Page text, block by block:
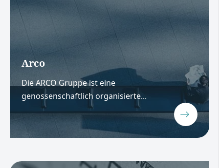
Arco
Die ARCO Gruppe ist eine
genossenschaftlich organisierte...